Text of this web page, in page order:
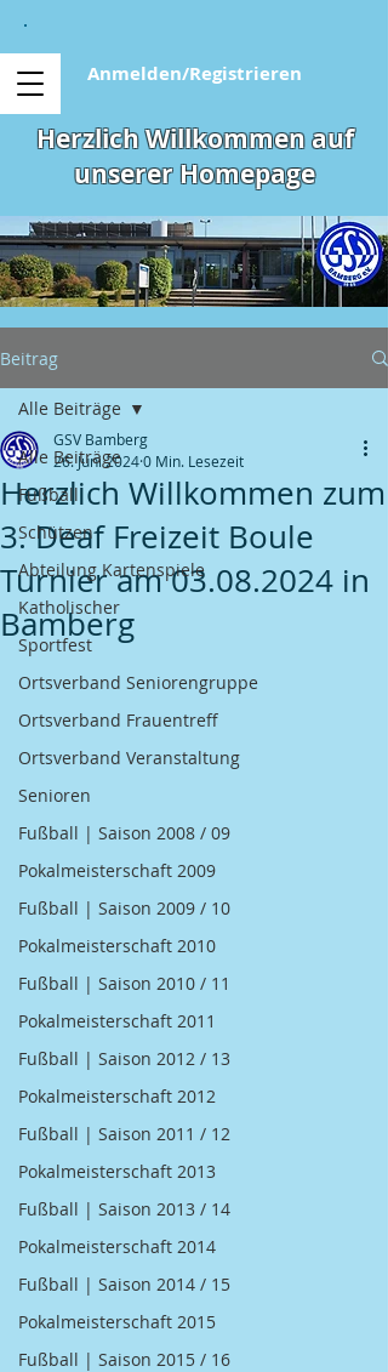
Anmelden/Registrieren
Herzlich Willkommen auf
unserer Homepage
Beitrag
Alle Beiträge
Fußball
Schützen
Abteilung Kartenspiele
Katholischer
Sportfest
Ortsverband Seniorengruppe
Ortsverband Frauentreff
Ortsverband Veranstaltung
Senioren
Fußball | Saison 2008 / 09
Pokalmeisterschaft 2009
Fußball | Saison 2009 / 10
Pokalmeisterschaft 2010
Fußball | Saison 2010 / 11
Pokalmeisterschaft 2011
Fußball | Saison 2012 / 13
Pokalmeisterschaft 2012
Fußball | Saison 2011 / 12
Pokalmeisterschaft 2013
Fußball | Saison 2013 / 14
Pokalmeisterschaft 2014
Fußball | Saison 2014 / 15
Pokalmeisterschaft 2015
Fußball | Saison 2015 / 16
Alle Beiträge
Herzlich Willkommen zum
3. Deaf Freizeit Boule
Turnier am 03.08.2024 in
Bamberg
GSV Bamberg
26. Juni 20240 Min. Lesezeit